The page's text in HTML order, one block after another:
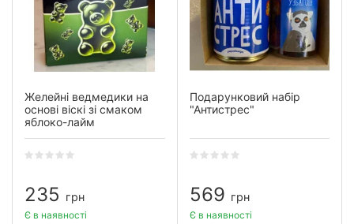
Желейні ведмедики на
основі віскі зі смаком
яблоко-лайм
235 грн
Є в наявності
Подарунковий набір
"Антистрес"
569 грн
Є в наявності